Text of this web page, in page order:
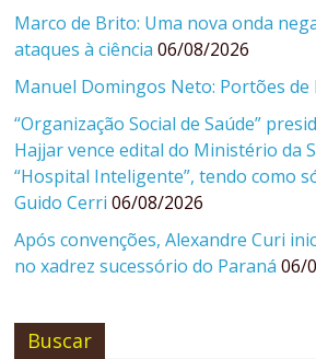
Marco de Brito: Uma nova onda
ataques à ciência 06/08/2026
Manuel Domingos Neto: Portões de
“Organização Social de Saúde”
Hajjar vence edital do Ministério da
“Hospital Inteligente”, tendo como
Guido Cerri 06/08/2026
Após convenções, Alexandre Curi
no xadrez sucessório do Paraná 06/
Buscar